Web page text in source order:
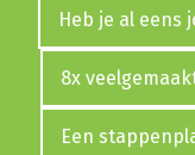
Heb je al eens
8x
Een